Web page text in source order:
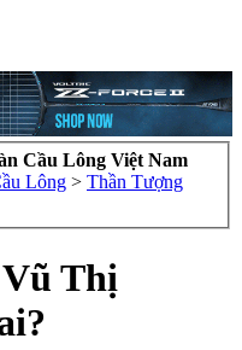
Cầu Lông Việt Nam
Lông > Thần Tượng
Thị